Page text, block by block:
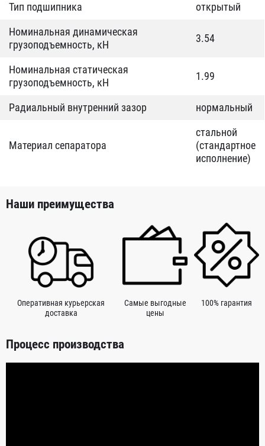
Тип подшипника
открытый
Номинальная динамическая
грузоподъемность, кН
3.54
Номинальная статическая
грузоподъемность, кН
1.99
Радиальный внутренний зазор нормальный
Материал сепаратора
стальной
(стандартное
исполнение)
Наши преимущества
Оперативная курьерская
доставка
Самые выгодные
цены
100% гарантия
Процесс производства